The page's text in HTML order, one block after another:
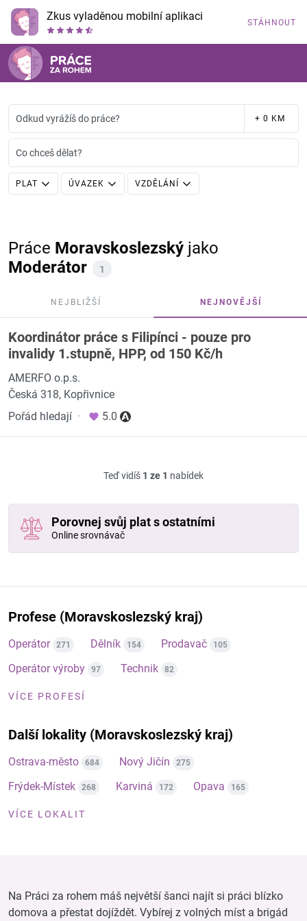
Zkus vyladěnou mobilní aplikaci STÁHNOUT
Odkud vyrážíš do práce? + 0 KM
Co chceš dělat?
PLAT ÚVAZEK VZDĚLÁNÍ
Práce Moravskoslezský jako
Moderátor
1
NEJBLIŽŠÍ NEJNOVĚJŠÍ
Koordinátor práce s Filipínci - pouze pro
invalidy 1.stupně, HPP, od 150 Kč/h
AMERFO o.p.s.
Česká 318, Kopřivnice
Pořád hledají · 5.0
Teď vidíš 1 ze 1 nabídek
Porovnej svůj plat s ostatními
Online srovnávač
Profese (Moravskoslezský kraj)
Operátor 271 Dělník 154 Prodavač 105
Operátor výroby 97 Technik 82
VÍCE PROFESÍ
Další lokality (Moravskoslezský kraj)
Ostrava-město 684 Nový Jičín 275
Frýdek-Místek 268 Karviná 172 Opava 165
VÍCE LOKALIT
Na Práci za rohem máš největší šanci najít si práci blízko
domova a přestat dojíždět. Vybírej z volných míst a brigád